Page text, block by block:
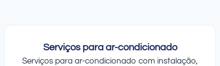
Serviços para ar-condicionado
Serviços para ar-condicionado com instalação,